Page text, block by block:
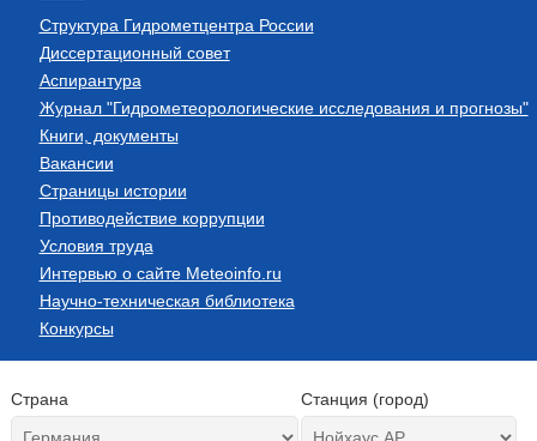
Структура Гидрометцентра России
Диссертационный совет
Аспирантура
Журнал "Гидрометеорологические исследования и прогнозы"
Книги, документы
Вакансии
Страницы истории
Противодействие коррупции
Условия труда
Интервью о сайте Meteoinfo.ru
Научно-техническая библиотека
Конкурсы
Страна Станция (город)